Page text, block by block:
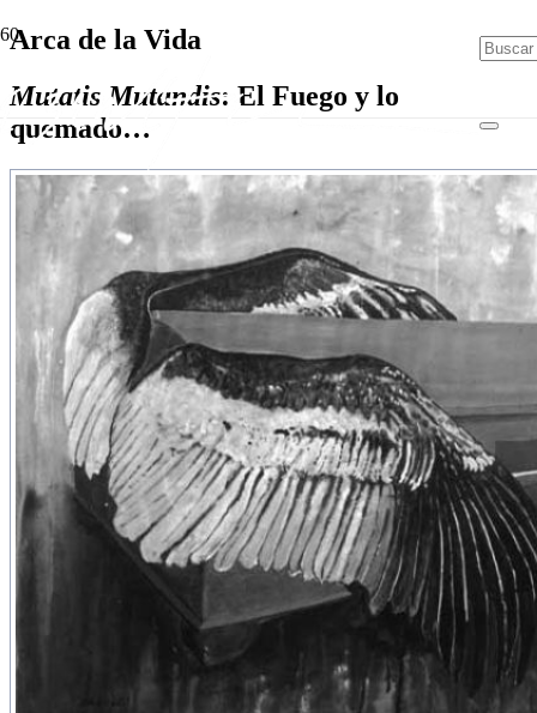
Arca de la Vida
Mutatis Mutandis: El Fuego y lo
quemado…